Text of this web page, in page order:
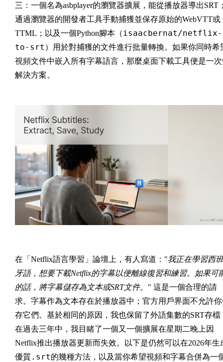
三：一個名為asbplayer的瀏覽器擴展，能從播放器導出SRT
通過瀏覽器的開發者工具手動捕獲並保存原始的WebVTT或
TTML；以及一個Python腳本（isaacbernat/netflix-
to-srt ）用於對捕獲的文件進行批量轉換。如果你同時希
視頻文件中嵌入所有字幕語言，那麼桌面下載工具便是一
解決方案。
在「Netflix語言學習」論壇上，有人寫道："我正在學習西班
牙語，想要下載Netflix的字幕以便離線復習和練習。如果可
的話，將字幕儲存為文本或SRT文件。 " 這是一個合理的請
求。字幕作為文本存在於播放器中；官方用戶界面不允許
存它們。基於相同的原因，我也保留了外語集數的SRT存檔
在過去三年中，我目睹了一個又一個擴展在星期二晚上因
Netflix推出播放器更新而失效。以下是仍然可以在2026年生
優質.srt的幾種方法，以及當你希望視頻和字幕合併為一